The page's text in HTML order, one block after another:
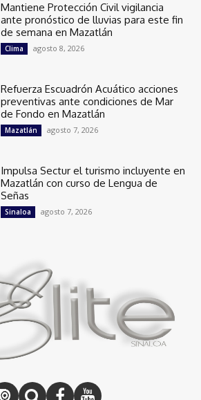
Mantiene Protección Civil vigilancia
ante pronóstico de lluvias para este fin
de semana en Mazatlán
Clima agosto 8, 2026
Refuerza Escuadrón Acuático acciones
preventivas ante condiciones de Mar
de Fondo en Mazatlán
Mazatlán agosto 7, 2026
Impulsa Sectur el turismo incluyente en
Mazatlán con curso de Lengua de
Señas
Sinaloa agosto 7, 2026